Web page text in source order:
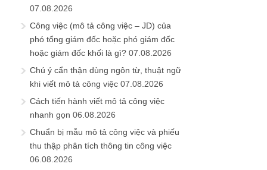
07.08.2026
Công việc (mô tả công việc – JD) của
phó tổng giám đốc hoặc phó giám đốc
hoặc giám đốc khối là gì? 07.08.2026
Chú ý cẩn thận dùng ngôn từ, thuật ngữ
khi viết mô tả công việc 07.08.2026
Cách tiến hành viết mô tả công việc
nhanh gọn 06.08.2026
Chuẩn bị mẫu mô tả công việc và phiếu
thu thập phân tích thông tin công việc
06.08.2026